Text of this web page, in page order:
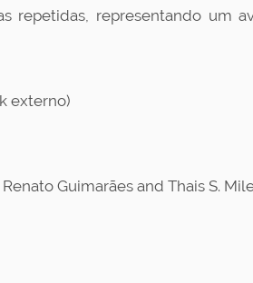
repetidas, representando um
externo)
Guimarães and Thais S.